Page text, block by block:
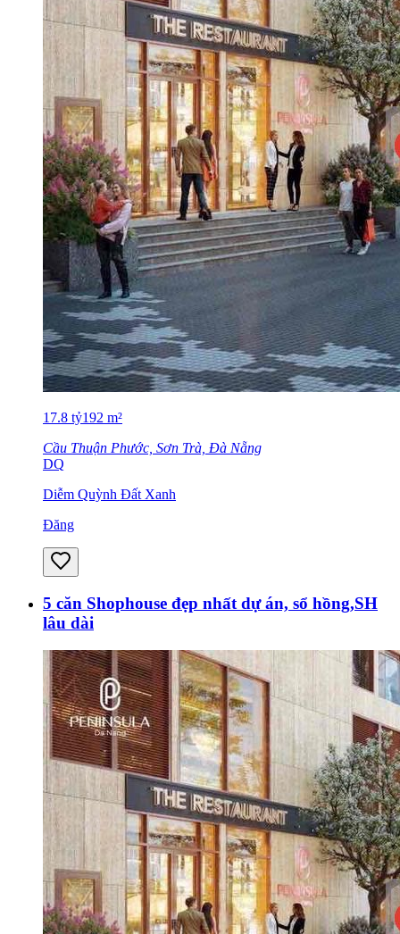
17.8 tỷ192 m²
Cầu Thuận Phước, Sơn Trà, Đà Nẵng
DQ
Diễm Quỳnh Đất Xanh
Đăng
5 căn Shophouse đẹp nhất dự án, sổ hồng,SH
lâu dài